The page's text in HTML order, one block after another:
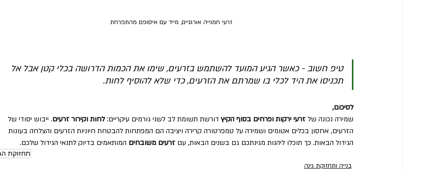
זרעי חמנייה אורגניים, מייד עם איסופם מהתפרחת
טיפ חשוב - כאשר הגיע המועד להשתמש בזרעים, שימו את הכמות הדרושה בכלי קטן אבל אל
תכניסו את היד לכלי בו שמרתם את הזרעים, כדי שלא להוסיף לחות.
לסיכום,
שמירה נכונה של זרעי ירקות ופרחים בסוף הקיץ דורשת תשומת לב לשני גורמים עיקריים: לחות וקירור זרעים. ייבוש יסודי של
הזרעים, אחסון בכלים אטומים ושמירה על טמפרטורה קרירה ויציבה הם המפתחות להבטחת חיוניות הזרעים והצלחה בעונות
הגידול הבאות. כך תוכלו ליהנות מגינתכם גם בשנים הבאות, עם זרעים משובחים המותאמים בדיוק לתנאי הגידול שלכם.
תחזוקת
בנייה ותחזוקת גינה